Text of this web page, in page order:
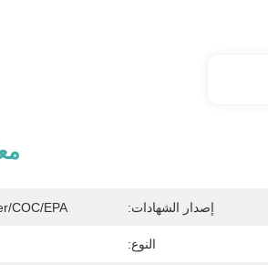
إصدار الشهادات: COC/EPA
النوع: